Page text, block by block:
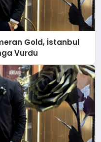
Gold, İstanbul
Vurdu